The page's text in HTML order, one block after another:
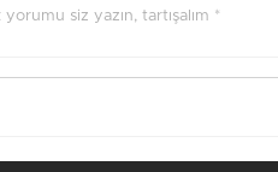
siz yazın, tartışalım *